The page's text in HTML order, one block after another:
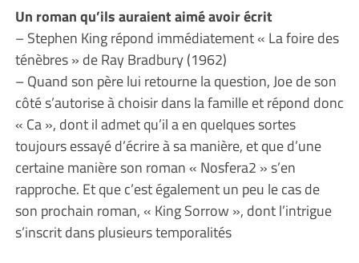
Un roman qu’ils auraient aimé avoir écrit
– Stephen King répond immédiatement « La foire des
ténèbres » de Ray Bradbury (1962)
– Quand son père lui retourne la question, Joe de son
côté s’autorise à choisir dans la famille et répond donc
« Ca », dont il admet qu’il a en quelques sortes
toujours essayé d’écrire à sa manière, et que d’une
certaine manière son roman « Nosfera2 » s’en
rapproche. Et que c’est également un peu le cas de
son prochain roman, « King Sorrow », dont l’intrigue
s’inscrit dans plusieurs temporalités